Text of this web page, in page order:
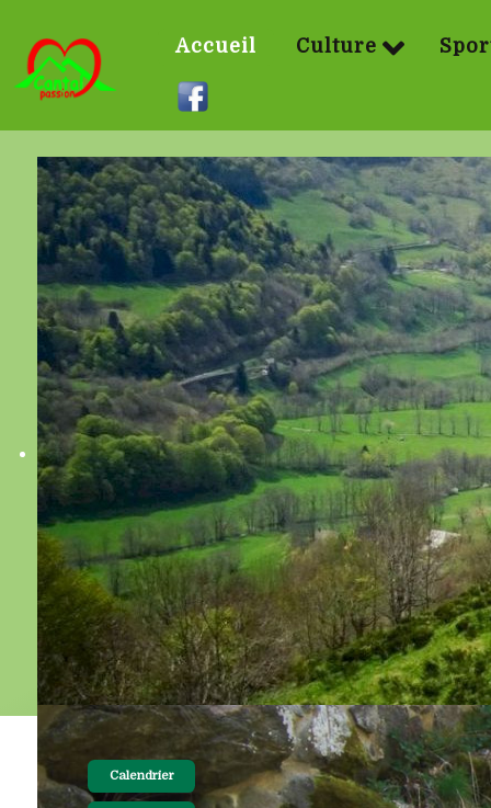
Accueil Culture
Calendrier